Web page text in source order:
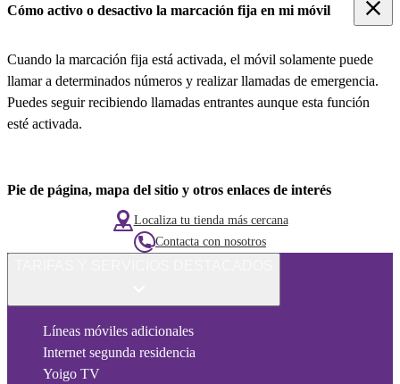
Cómo activo o desactivo la marcación fija en mi móvil
Cuando la marcación fija está activada, el móvil solamente puede
llamar a determinados números y realizar llamadas de emergencia.
Puedes seguir recibiendo llamadas entrantes aunque esta función
esté activada.
Pie de página, mapa del sitio y otros enlaces de interés
Localiza tu tienda más cercana
Contacta con nosotros
Líneas móviles adicionales
Internet segunda residencia
Yoigo TV